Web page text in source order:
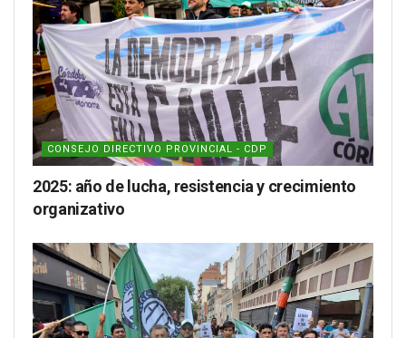
CONSEJO DIRECTIVO PROVINCIAL - CDP
2025: año de lucha, resistencia y crecimiento
organizativo